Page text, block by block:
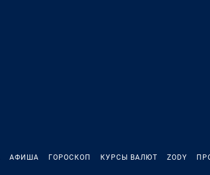
АФИША ГОРОСКОП КУРСЫ ВАЛЮТ ZODY